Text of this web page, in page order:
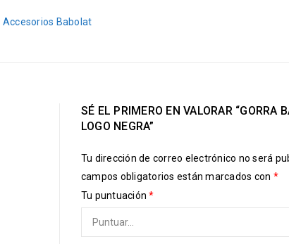
Accesorios Babolat
SÉ EL PRIMERO EN VALORAR “GORRA
LOGO NEGRA”
Tu dirección de correo electrónico no será
campos obligatorios están marcados con *
Tu puntuación*